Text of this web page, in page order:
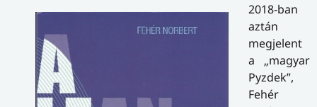
2018-ban
aztán
megjelent
a „ma­gyar
Pyzdek”,
Fehér